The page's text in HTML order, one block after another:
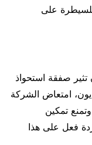
على
تثير صفقة استحواذ
امتعاض الشركة
تمكين
فعل على هذا